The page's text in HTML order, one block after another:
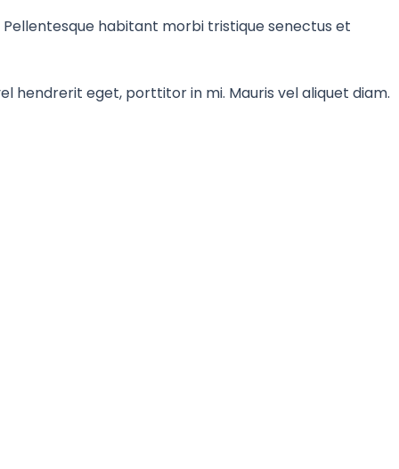
habitant morbi tristique senectus et
hendrerit eget, porttitor in mi. Mauris vel aliquet diam.